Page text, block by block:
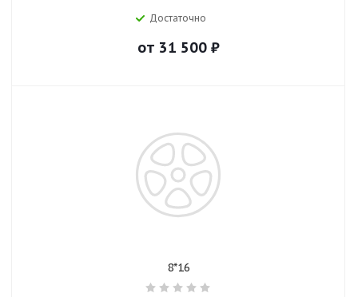
Достаточно
от 31 500₽
8*16